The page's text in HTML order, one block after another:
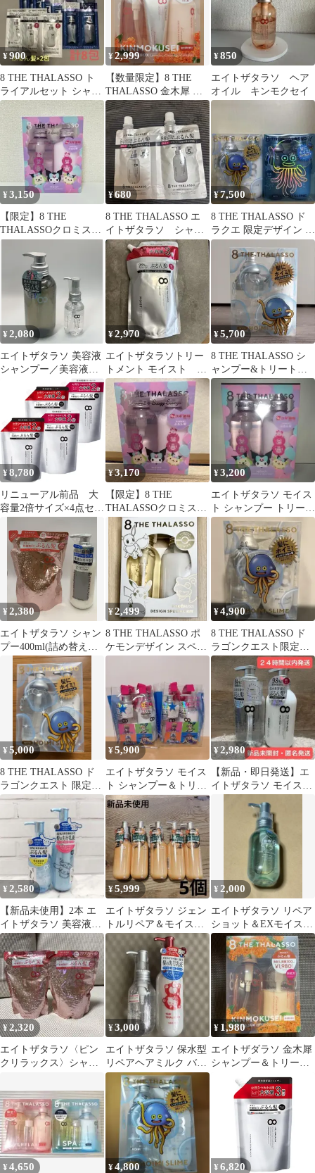
¥900
8 THE THALASSO ト
ライアルセット シャン
プー トリートメント
¥2,999
【数量限定】8 THE
THALASSO 金木犀 シ
ャンプーセット
¥850
エイトザタラソ ヘア
オイル キンモクセイ
¥3,150
【限定】8 THE
THALASSOクロミスー
トリートメント
¥680
8 THE THALASSO エ
イトザタラソ シャン
プー トリートメント
5日分
¥7,500
8 THE THALASSO ド
ラクエ 限定デザイン 2
種セット①
¥2,080
エイトザタラソ 美容液
シャンプー／美容液オ
4589919563647／
4589919562671
¥2,970
エイトザタラソトリー
トメント モイスト 詰
め替え ３回分1200m
¥5,700
8 THE THALASSO シ
ャンプー&トリートメ
ント ドラゴンクエス
トセット
¥8,780
リニューアル前品 大
容量2倍サイズ×4点セッ
イスト 美容液シャンプ
ー 2点 トリートメント
大容量2倍詰め替え 2
点 福島北倉庫
¥3,170
【限定】8 THE
THALASSOクロミスー
ギースーシャンプー&
トリートメント
¥3,200
エイトザタラソ モイス
ト シャンプー トリート
メント クロミ スーギー
スーニャ
¥2,380
エイトザタラソ シャン
プー400ml(詰め替え）
&ヘアトリートメント
370ml--531745
¥2,499
8 THE THALASSO ポ
ケモンデザイン スペシ
ャルキット
¥4,900
8 THE THALASSO ド
ラゴンクエスト限定デ
ザイン シャンプーセッ
ト 白
¥5,000
8 THE THALASSO ド
ラゴンクエスト 限定デ
ザイン シャンプーセッ
¥5,900
エイトザタラソ モイス
ト シャンプー＆トリー
トメント クリアバッグ
付き
¥2,980
【新品・即日発送】エ
イトザタラソ モイスト
ント 475ml
¥2,580
【新品未使用】2本 エ
イトザタラソ 美容液ヘ
アミルク 美容液オイル
シナモロール
¥5,999
エイトザタラソ ジェン
トルリペア＆モイスト
チャージ 美容液ヘアミ
ルク 金木犀
¥2,000
エイトザタラソ リペア
ショット＆EXモイスト
美容液オイル ハンギョ
ドン
¥2,320
エイトザタラソ〈ピン
クリラックス〉シャン
¥3,000
エイトザタラソ 保水型
リペアヘアミルク バラ
ンシングセラム&スム
ースリペア
¥ 1,980
エイトザダラソ 金木犀
シャンプー＆トリート
メント 限定BOX
¥4,650 ¥4,800 ¥ 6,820